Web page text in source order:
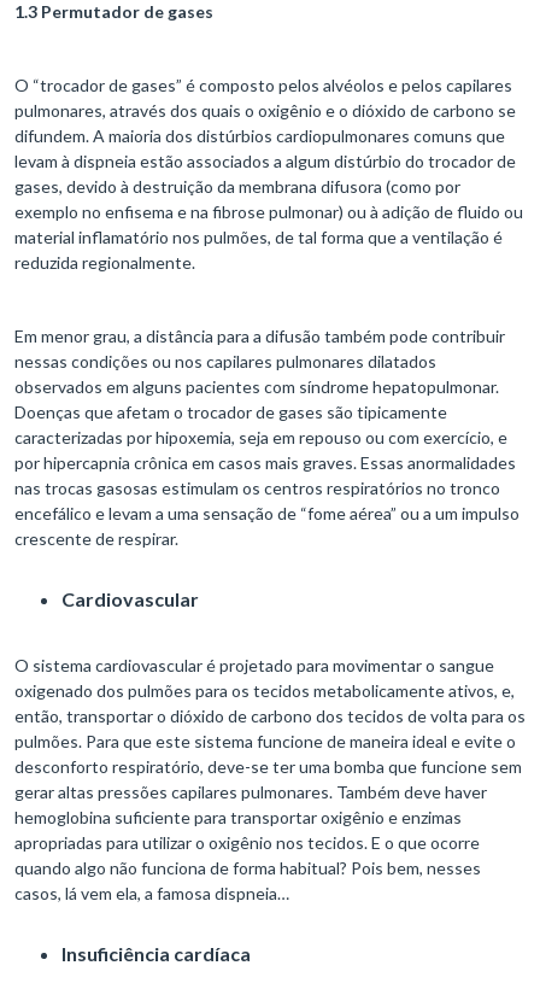
1.3 Permutador de gases
O “trocador de gases” é composto pelos alvéolos e pelos capilares
pulmonares, através dos quais o oxigênio e o dióxido de carbono se
difundem. A maioria dos distúrbios cardiopulmonares comuns que
levam à dispneia estão associados a algum distúrbio do trocador de
gases, devido à destruição da membrana difusora (como por
exemplo no enfisema e na fibrose pulmonar) ou à adição de fluido ou
material inflamatório nos pulmões, de tal forma que a ventilação é
reduzida regionalmente.
Em menor grau, a distância para a difusão também pode contribuir
nessas condições ou nos capilares pulmonares dilatados
observados em alguns pacientes com síndrome hepatopulmonar.
Doenças que afetam o trocador de gases são tipicamente
caracterizadas por hipoxemia, seja em repouso ou com exercício, e
por hipercapnia crônica em casos mais graves. Essas anormalidades
nas trocas gasosas estimulam os centros respiratórios no tronco
encefálico e levam a uma sensação de “fome aérea” ou a um impulso
crescente de respirar.
Cardiovascular
O sistema cardiovascular é projetado para movimentar o sangue
oxigenado dos pulmões para os tecidos metabolicamente ativos, e,
então, transportar o dióxido de carbono dos tecidos de volta para os
pulmões. Para que este sistema funcione de maneira ideal e evite o
desconforto respiratório, deve-se ter uma bomba que funcione sem
gerar altas pressões capilares pulmonares. Também deve haver
hemoglobina suficiente para transportar oxigênio e enzimas
apropriadas para utilizar o oxigênio nos tecidos. E o que ocorre
quando algo não funciona de forma habitual? Pois bem, nesses
casos, lá vem ela, a famosa dispneia…
Insuficiência cardíaca